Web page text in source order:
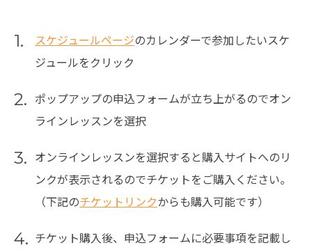
1. スケジュールページのカレンダーで参加したいスケ
ジュールをクリック
2. ポップアップの申込フォームが立ち上がるのでオン
ラインレッスンを選択
3. オンラインレッスンを選択すると購入サイトへのリ
ンクが表示されるのでチケットをご購入ください。
（下記のチケットリンクからも購入可能です）
4. チケット購入後、申込フォームに必要事項を記載し